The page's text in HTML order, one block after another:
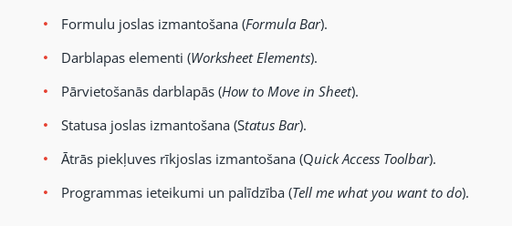
Formulu joslas izmantošana (Formula Bar).
Darblapas elementi (Worksheet Elements).
Pārvietošanās darblapās (How to Move in Sheet).
Statusa joslas izmantošana (Status Bar).
Ātrās piekļuves rīkjoslas izmantošana (Quick Access Toolbar).
Programmas ieteikumi un palīdzība (Tell me what you want to do).